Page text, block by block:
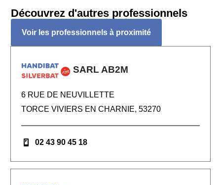
Découvrez d'autres professionnels
Voir les professionnels à proximité
SARL AB2M
6 RUE DE NEUVILLETTE
TORCE VIVIERS EN CHARNIE, 53270
02 43 90 45 18